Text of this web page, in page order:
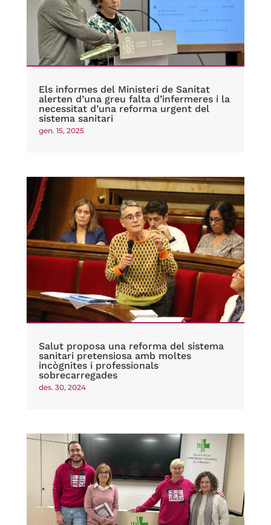
Els informes del Ministeri de Sanitat
alerten d’una greu falta d’infermeres i la
necessitat d’una reforma urgent del
sistema sanitari
gen. 15, 2025
Salut proposa una reforma del sistema
sanitari pretensiosa amb moltes
incògnites i professionals
sobrecarregades
des. 30, 2024